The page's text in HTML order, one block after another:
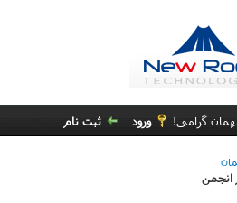
گرامی! ورود ثبت نام
انجمن